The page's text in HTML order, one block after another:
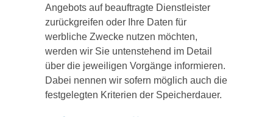
Angebots auf beauftragte Dienstleister
zurückgreifen oder Ihre Daten für
werbliche Zwecke nutzen möchten,
werden wir Sie untenstehend im Detail
über die jeweiligen Vorgänge informieren.
Dabei nennen wir sofern möglich auch die
festgelegten Kriterien der Speicherdauer.